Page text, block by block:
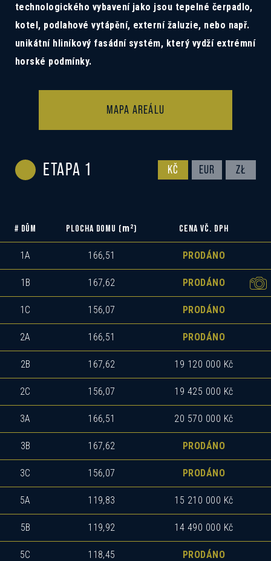
technologického vybavení jako jsou tepelné čerpadlo,
kotel, podlahové vytápění, externí žaluzie, nebo např.
unikátní hliníkový fasádní systém, který vydží extrémní
horské podmínky.
MAPA AREÁLU
ETAPA 1 KČ EUR ZŁ
# DŮM PLOCHA DOMU (m2) CENA VČ. DPH
1A 166,51 PRODÁNO
1B 167,62 PRODÁNO
1C 156,07 PRODÁNO
2A 166,51 PRODÁNO
2B 167,62 19 120 000 Kč
2C 156,07 19 425 000 Kč
3A 166,51 20 570 000 Kč
3B 167,62 PRODÁNO
3C 156,07 PRODÁNO
5A 119,83 15 210 000 Kč
5B 119,92 14 490 000 Kč
5C 118,45 PRODÁNO